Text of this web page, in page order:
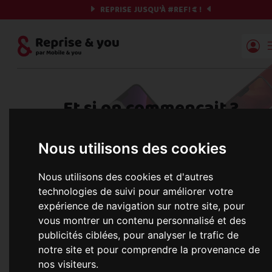
Nous utilisons des cookies
Nous utilisons des cookies et d'autres
technologies de suivi pour améliorer votre
expérience de navigation sur notre site, pour
vous montrer un contenu personnalisé et des
publicités ciblées, pour analyser le trafic de
notre site et pour comprendre la provenance de
nos visiteurs.
REPRISE JUSQU'À #REF!€ !
Reprise | Mobile & you
Et si on commençait ?
c'est parti !
Nous récupérons les meilleures
Une erreur est survenue :